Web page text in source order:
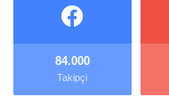
84.000
Takipçi